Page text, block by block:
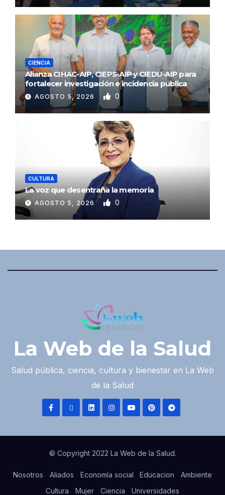
CIENCIA
Alianza CIHAC-AIP, CIEPS-AIP y CIEDU-AIP para
fortalecer investigación e incidencia pública
AGOSTO 5, 2026 0
CULTURA
La voz que desentraña la memoria
AGOSTO 5, 2026 0
La Web de la Salud
Salud pública, ciencia, cultura y bienestar en La Web
de la Salud
© Copyright 2022 La Web de la Salud.
Nosotros Aliados Economía social Educacion
Ambiente
Cultura
Mujer Ciencia Universidades